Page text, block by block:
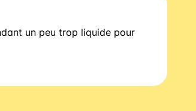
un peu trop liquide pour